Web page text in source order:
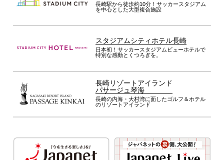
長崎駅から徒歩約10分！サッカースタジアム
を中心とした大型複合施設
スタジアムシティホテル長崎
日本初！サッカースタジアムビューホテルで
特別な感動とくつろぎを。
長崎リゾートアイランド
パサージュ琴海
長崎の内海・大村湾に面したゴルフ＆ホテル
のリゾートアイランド